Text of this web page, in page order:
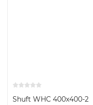
Shuft WHC 400x400-2